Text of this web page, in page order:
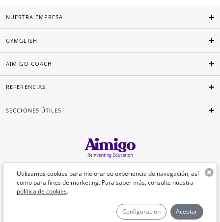
Utilizamos cookies para mejorar su experiencia de navegación, así
como para fines de marketing. Para saber más, consulte nuestra
política de cookies.
Configuración Aceptar
NUESTRA EMPRESA
GYMGLISH
AIMIGO COACH
REFERENCIAS
SECCIONES ÚTILES
Español